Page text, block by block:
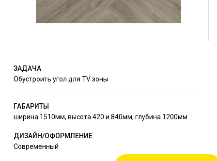
ЗАДАЧА
Обустроить угол для TV зоны
ГАБАРИТЫ
ширина 1510мм, высота 420 и 840мм, глубина 1200мм
ДИЗАЙН/ОФОРМЛЕНИЕ
Современный